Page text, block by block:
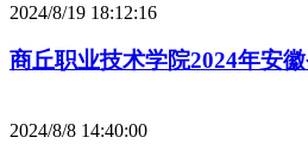
2024/8/19 18:12:16
商丘职业技术学院2024年安
2024/8/8 14:40:00